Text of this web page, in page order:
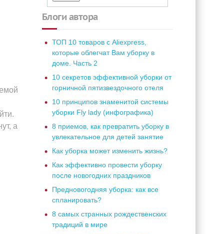
а
Блоги автора
ТОП 10 товаров с Aliexpress,
которые облегчат Вам уборку в
доме. Часть 2
10 секретов эффективной уборки от
горничной пятизвездочного отеля
10 принципов знаменитой системы
уборки Fly lady (инфографика)
8 приемов, как превратить уборку в
увлекательное для детей занятие
Как уборка может изменить жизнь?
Как эффективно провести уборку
после новогодних праздников
Предновогодняя уборка: как все
спланировать?
8 самых странных рождественских
традиций в мире